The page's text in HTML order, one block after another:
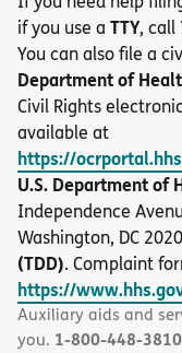
if you use a TTY, call
You can also file a
Department of
Civil Rights
available at
https://
U.S. Department of
Independence
Washington, DC
(TDD). Complaint
https://
Auxiliary aids and
you. 1-800-448-